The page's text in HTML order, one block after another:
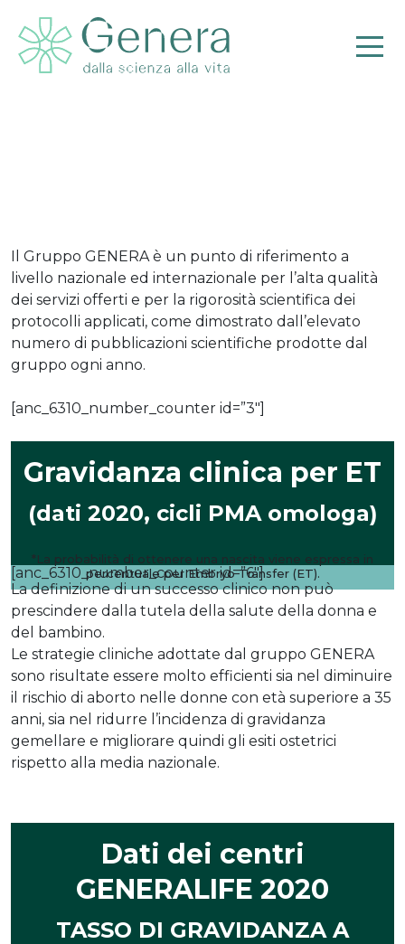
Il Gruppo GENERA è un punto di riferimento a
livello nazionale ed internazionale per l’alta qualità
dei servizi offerti e per la rigorosità scientifica dei
protocolli applicati, come dimostrato dall’elevato
numero di pubblicazioni scientifiche prodotte dal
gruppo ogni anno.
[anc_6310_number_counter id=”3″]
Gravidanza clinica per ET
(dati 2020, cicli PMA omologa)
*La probabilità di ottenere una nascita viene espressa in
percentuale per Embryo Transfer (ET).
[anc_6310_number_counter id=”6″]
La definizione di un successo clinico non può
prescindere dalla tutela della salute della donna e
del bambino.
Le strategie cliniche adottate dal gruppo GENERA
sono risultate essere molto efficienti sia nel diminuire
il rischio di aborto nelle donne con età superiore a 35
anni, sia nel ridurre l’incidenza di gravidanza
gemellare e migliorare quindi gli esiti ostetrici
rispetto alla media nazionale.
Dati dei centri
GENERALIFE 2020
TASSO DI GRAVIDANZA A